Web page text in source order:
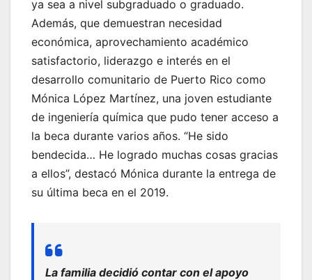
ya sea a nivel subgraduado o graduado.
Además, que demuestran necesidad
económica, aprovechamiento académico
satisfactorio, liderazgo e interés en el
desarrollo comunitario de Puerto Rico como
Mónica López Martínez, una joven estudiante
de ingeniería química que pudo tener acceso a
la beca durante varios años. “He sido
bendecida… He logrado muchas cosas gracias
a ellos”, destacó Mónica durante la entrega de
su última beca en el 2019.
La familia decidió contar con el apoyo